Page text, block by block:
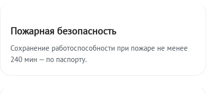
Пожарная безопасность
Сохранение работоспособности при пожаре не менее
240 мин — по паспорту.